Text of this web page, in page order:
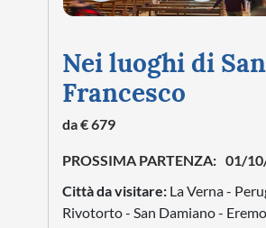
Nei luoghi di San
Francesco
da € 679
PROSSIMA PARTENZA: 01/
Città da visitare: La Verna -
Rivotorto - San Damiano -